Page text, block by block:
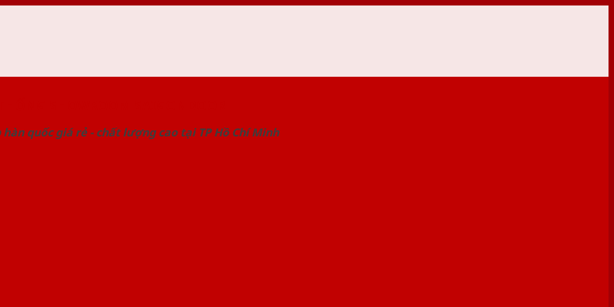
quốc giá rẻ - chất lượng cao tại TP Hồ Chí Minh